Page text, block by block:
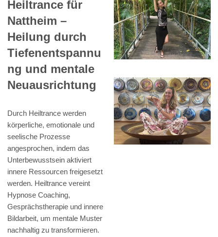
Heiltrance für
Nattheim –
Heilung durch
Tiefenentspannu
ng und mentale
Neuausrichtung
Durch Heiltrance werden
körperliche, emotionale und
seelische Prozesse
angesprochen, indem das
Unterbewusstsein aktiviert
innere Ressourcen freigesetzt
werden. Heiltrance vereint
Hypnose Coaching,
Gesprächstherapie und innere
Bildarbeit, um mentale Muster
nachhaltig zu transformieren.